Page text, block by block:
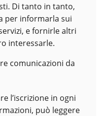
Di tanto in tanto,
per informarla sui
e fornirle altri
interessarle.
comunicazioni da
l’iscrizione in ogni
può leggere